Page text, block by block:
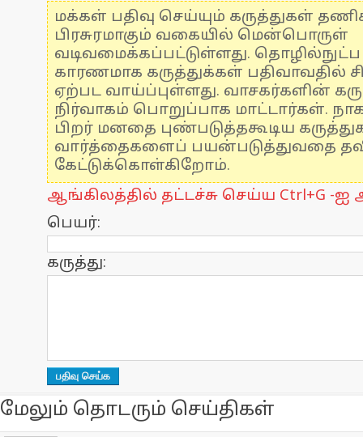
மக்கள் பதிவு செய்யும் கருத்துகள்
பிரசுரமாகும் வகையில் மென்பொருள்
வடிவமைக்கப்பட்டுள்ளது.
காரணமாக கருத்துக்கள் பதிவாவதில்
ஏற்பட வாய்ப்புள்ளது. வாசகர்களின்
நிர்வாகம் பொறுப்பாக மாட்டார்கள்.
பிறர் மனதை புண்படுத்தகூடிய
வார்த்தைகளைப் பயன்படுத்துவதை
கேட்டுக்கொள்கிறோம்.
ஆங்கிலத்தில் தட்டச்சு செய்ய Ctrl+G -ஐ
பெயர்:
கருத்து:
மேலும் தொடரும் செய்திகள்